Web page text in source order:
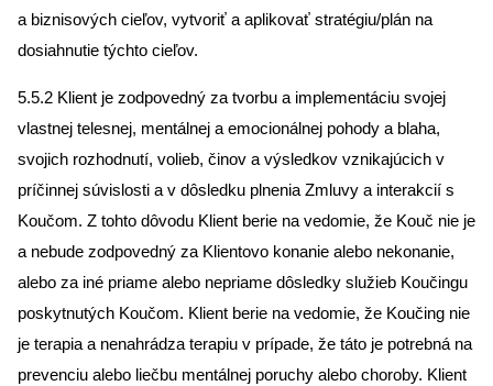
a biznisových cieľov, vytvoriť a aplikovať stratégiu/plán na
dosiahnutie týchto cieľov.
5.5.2 Klient je zodpovedný za tvorbu a implementáciu svojej
vlastnej telesnej, mentálnej a emocionálnej pohody a blaha,
svojich rozhodnutí, volieb, činov a výsledkov vznikajúcich v
príčinnej súvislosti a v dôsledku plnenia Zmluvy a interakcií s
Koučom. Z tohto dôvodu Klient berie na vedomie, že Kouč nie je
a nebude zodpovedný za Klientovo konanie alebo nekonanie,
alebo za iné priame alebo nepriame dôsledky služieb Koučingu
poskytnutých Koučom. Klient berie na vedomie, že Koučing nie
je terapia a nenahrádza terapiu v prípade, že táto je potrebná na
prevenciu alebo liečbu mentálnej poruchy alebo choroby. Klient